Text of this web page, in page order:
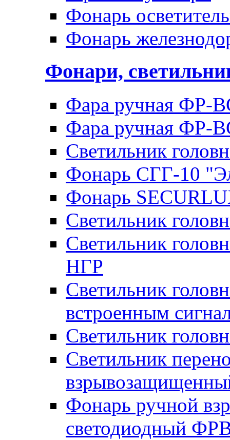
Фонарь
Фонарь
Фонари,
Фара ручная ФР-
Фара ручная ФР-
Светильник
Фонарь СГГ-10
Фонарь
Светильник
Светильник
НГР
Светильник
встроенным
Светильник
Светильник
Фонарь ручной
светодиодный